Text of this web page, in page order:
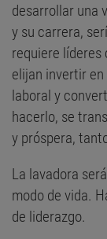
desarrollar una
y su carrera,
requiere líderes
elijan invertir
laboral y
hacerlo, se
y próspera,
La lavadora
modo de vida.
de liderazgo.